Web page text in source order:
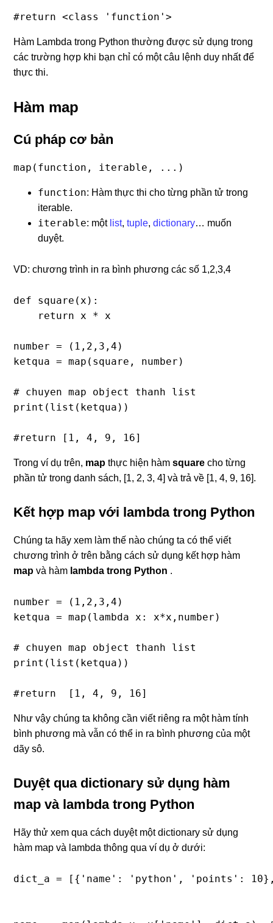
#return <class 'function'>
Hàm Lambda trong Python thường được sử dụng trong
các trường hợp khi bạn chỉ có một câu lệnh duy nhất để
thực thi.
Hàm map
Cú pháp cơ bản
map(function, iterable, ...)
function: Hàm thực thi cho từng phần tử trong
iterable.
iterable: một list,tuple,dictionary… muốn
duyệt.
VD: chương trình in ra bình phương các số 1,2,3,4
def square(x):
    return x * x
number = (1,2,3,4)
ketqua = map(square, number)
# chuyen map object thanh list
print(list(ketqua))
#return [1, 4, 9, 16]
Trong ví dụ trên, map thực hiện hàmsquare cho từng
phần tử trong danh sách, [1, 2, 3, 4] và trả về [1, 4, 9, 16].
Kết hợp map với lambda trong Python
Chúng ta hãy xem làm thế nào chúng ta có thể viết
chương trình ở trên bằng cách sử dụng kết hợp hàm
map và hàm lambda trong Python .
number = (1,2,3,4)
ketqua = map(lambda x: x*x,number)
# chuyen map object thanh list
print(list(ketqua))
#return  [1, 4, 9, 16]
Như vậy chúng ta không cần viết riêng ra một hàm tính
bình phương mà vẫn có thể in ra bình phương của một
dãy sô.
Duyệt qua dictionary sử dụng hàm
map và lambda trong Python
Hãy thử xem qua cách duyệt một dictionary sử dụng
hàm map và lambda thông qua ví dụ ở dưới:
dict_a = [{'name': 'python', 'points':